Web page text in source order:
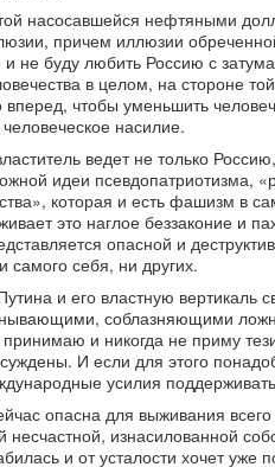
насосавшейся нефтяными
причем иллюзии
не буду любить Россию с
в целом, на стороне
вперед, чтобы уменьшить
насилие.
ведет не только
идеи псевдопатриотизма,
которая и есть фашизм в
это наглое беззаконие и
опасной и
себя, ни других.
и его властную вертикаль
соблазняющими
и никогда не приму
И если для этого
усилия
опасна для выживания
изнасилованной
и от усталости хочет уже